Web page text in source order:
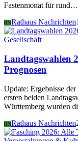
Fastenmonat für rund…
RNRathaus Nachrichten
Gesellschaft
Landtagswahlen
Prognosen
Update: Ergebnisse
ersten beiden
Württemberg wurden
RNRathaus Nachrichten